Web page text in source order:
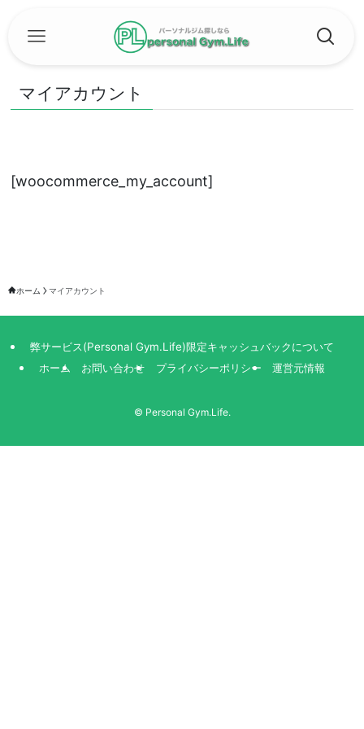
マイアカウント
[woocommerce_my_account]
ホーム マイアカウント
弊サービス(Personal Gym.Life)限定キャッシュバックについて
ホーム
お問い合わせ プライバシーポリシー 運営元情報
© Personal Gym.Life.